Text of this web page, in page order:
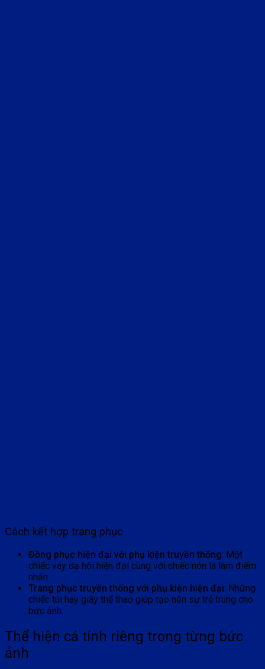
Cách kết hợp trang phục
Đồng phục hiện đại với phụ kiện truyền thống: Một
chiếc váy dạ hội hiện đại cùng với chiếc nón lá làm điểm
nhấn.
Trang phục truyền thống với phụ kiện hiện đại: Những
chiếc túi hay giày thể thao giúp tạo nên sự trẻ trung cho
bức ảnh.
Thể hiện cá tính riêng trong từng bức
ảnh